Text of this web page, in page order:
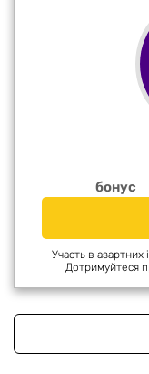
бонус
Участь в азартних
Дотримуйтеся